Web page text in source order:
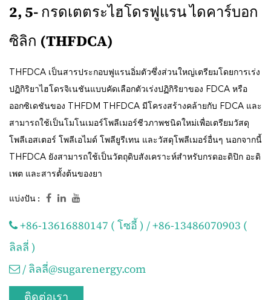
2, 5- กรดเตตระไฮโดรฟูแรน ไดคาร์บอก
ซิลิก (THFDCA)
THFDCA เป็นสารประกอบฟูแรนอิ่มตัวซึ่งส่วนใหญ่เตรียมโดยการเร่ง
ปฏิกิริยาไฮโดรจิเนชันแบบคัดเลือกตัวเร่งปฏิกิริยาของ FDCA หรือ
ออกซิเดชันของ THFDM THFDCA มีโครงสร้างคล้ายกับ FDCA และ
สามารถใช้เป็นโมโนเมอร์โพลีเมอร์ชีวภาพชนิดใหม่เพื่อเตรียมวัสดุ
โพลีเอสเตอร์ โพลีเอไมด์ โพลียูรีเทน และวัสดุโพลีเมอร์อื่นๆ นอกจากนี้
THFDCA ยังสามารถใช้เป็นวัตถุดิบสังเคราะห์สำหรับกรดอะดิปิก อะดิ
เพต และสารตั้งต้นของยา
แบ่งปัน :
+86-13616880147 ( โซอี้ ) / +86-13486070903 (
ลิลลี่ )
/ ลิลลี่@sugarenergy.com
ติดต่อเรา